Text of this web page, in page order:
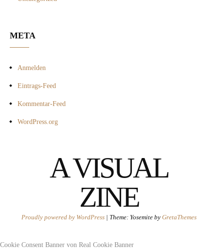
META
Anmelden
Eintrags-Feed
Kommentar-Feed
WordPress.org
A VISUAL
ZINE
Proudly powered by WordPress | Theme: Yosemite by GretaThemes
Cookie Consent Banner von Real Cookie Banner